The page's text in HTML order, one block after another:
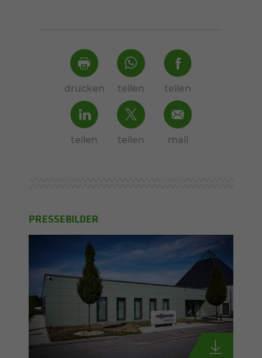
drucken teilen teilen
teilen teilen mail
PRESSEBILDER